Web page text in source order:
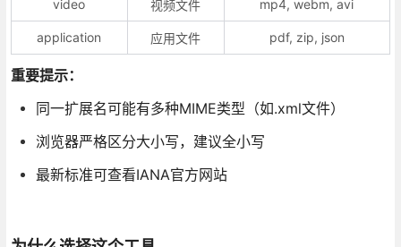
video 视频文件 mp4, webm, avi
application 应用文件 pdf, zip, json
重要提示：
同一扩展名可能有多种MIME类型（如.xml文件）
浏览器严格区分大小写，建议全小写
最新标准可查看IANA官方网站